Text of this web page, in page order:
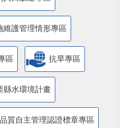
維護管理情形專區
區 抗旱專區
縣水環境計畫
質自主管理認證標章專區